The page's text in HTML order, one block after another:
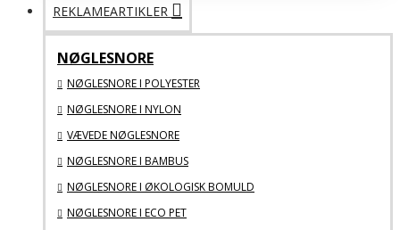
REKLAMEARTIKLER
NØGLESNORE
NØGLESNORE I POLYESTER
NØGLESNORE I NYLON
VÆVEDE NØGLESNORE
NØGLESNORE I BAMBUS
NØGLESNORE I ØKOLOGISK BOMULD
NØGLESNORE I ECO PET